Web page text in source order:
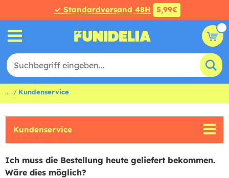
✓ Standardversand 48H 5,99€
... Kundenservice
Kundenservice
Ich muss die Bestellung heute geliefert bekommen.
Wäre dies möglich?